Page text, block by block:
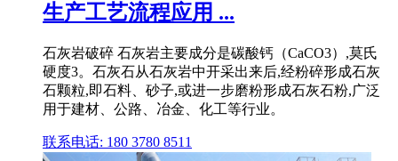
生产工艺流程应用 ...
石灰岩破碎 石灰岩主要成分是碳酸钙（CaCO3）,莫氏
硬度3。石灰石从石灰岩中开采出来后,经粉碎形成石灰
石颗粒,即石料、砂子,或进一步磨粉形成石灰石粉,广泛
用于建材、公路、冶金、化工等行业。
联系电话: 180 3780 8511